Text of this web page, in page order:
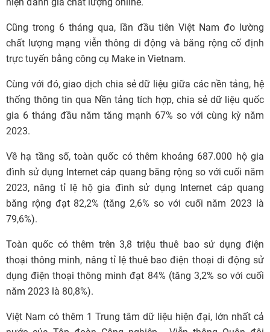
Cũng trong 6 tháng qua, lần đầu tiên Việt Nam đo lường
chất lượng mạng viễn thông di động và băng rộng cố định
trực tuyến bằng công cụ Make in Vietnam.
Cùng với đó, giao dịch chia sẻ dữ liệu giữa các nền tảng, hệ
thống thông tin qua Nền tảng tích hợp, chia sẻ dữ liệu quốc
gia 6 tháng đầu năm tăng mạnh 67% so với cùng kỳ năm
2023.
Về hạ tầng số, toàn quốc có thêm khoảng 687.000 hộ gia
đình sử dụng Internet cáp quang băng rộng so với cuối năm
2023, nâng tỉ lệ hộ gia đình sử dụng Internet cáp quang
băng rộng đạt 82,2% (tăng 2,6% so với cuối năm 2023 là
79,6%).
Toàn quốc có thêm trên 3,8 triệu thuê bao sử dụng điện
thoại thông minh, nâng tỉ lệ thuê bao điện thoại di động sử
dụng điện thoại thông minh đạt 84% (tăng 3,2% so với cuối
năm 2023 là 80,8%).
Việt Nam có thêm 1 Trung tâm dữ liệu hiện đại, lớn nhất cả